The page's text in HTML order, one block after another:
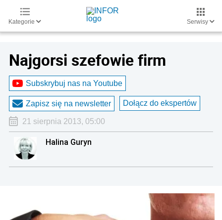
Kategorie Serwisy
Najgorsi szefowie firm
Subskrybuj nas na Youtube
Zapisz się na newsletter Dołącz do ekspertów
21 sierpnia 2013, 05:00
Halina Guryn